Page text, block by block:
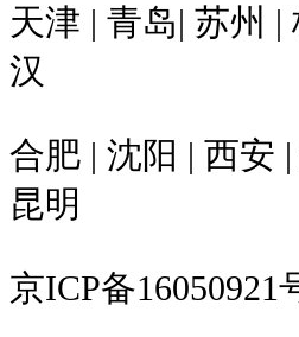
天津 | 青岛| 苏州 |
汉
合肥 | 沈阳 | 西安
昆明
京ICP备16050921